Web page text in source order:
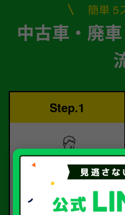
簡単 5
中古車・廃
Step.1
ご依頼
お電話または査定フォー